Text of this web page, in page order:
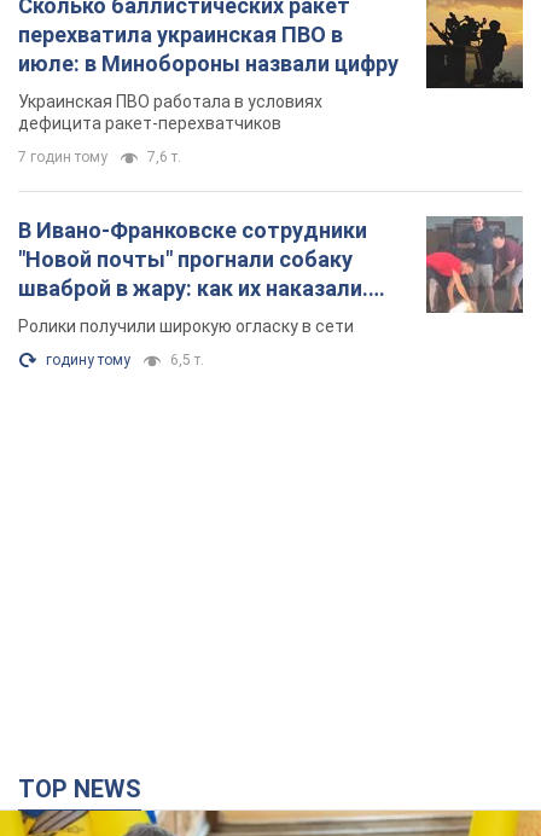
Сколько баллистических ракет
перехватила украинская ПВО в
июле: в Минобороны назвали цифру
Украинская ПВО работала в условиях
дефицита ракет-перехватчиков
7 годин тому 7,6 т.
В Ивано-Франковске сотрудники
"Новой почты" прогнали собаку
шваброй в жару: как их наказали.
Видео
Ролики получили широкую огласку в сети
годину тому 6,5 т.
TOP NEWS